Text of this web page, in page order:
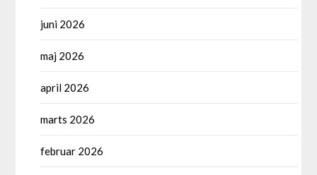
juni 2026
maj 2026
april 2026
marts 2026
februar 2026